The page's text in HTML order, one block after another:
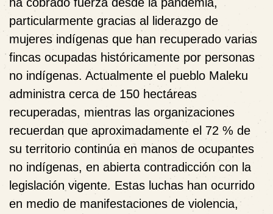
particularmente gracias al liderazgo de
mujeres indígenas que han recuperado varias
fincas ocupadas históricamente por personas
no indígenas. Actualmente el pueblo Maleku
administra cerca de 150 hectáreas
recuperadas, mientras las organizaciones
recuerdan que aproximadamente el 72 % de
su territorio continúa en manos de ocupantes
no indígenas, en abierta contradicción con la
legislación vigente. Estas luchas han ocurrido
en medio de manifestaciones de violencia,